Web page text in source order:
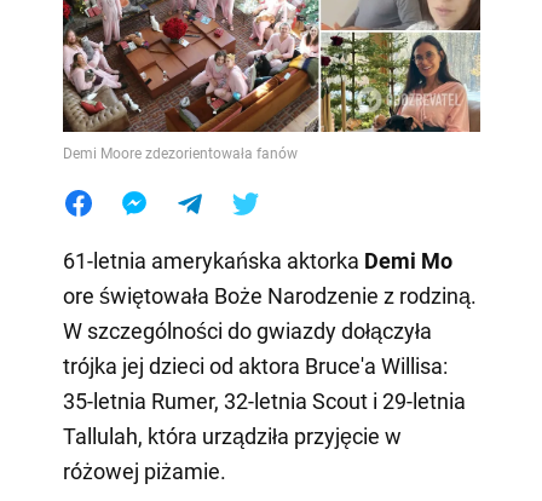
Demi Moore zdezorientowała fanów
61-letnia amerykańska aktorka Demi Mo
ore świętowała Boże Narodzenie z rodziną.
W szczególności do gwiazdy dołączyła
trójka jej dzieci od aktora Bruce'a Willisa:
35-letnia Rumer, 32-letnia Scout i 29-letnia
Tallulah, która urządziła przyjęcie w
różowej piżamie.